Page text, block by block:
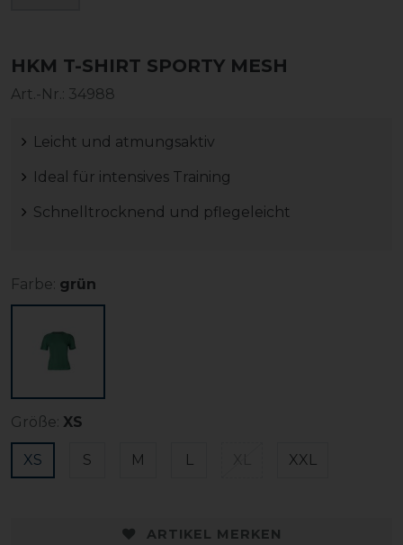
HKM T-SHIRT SPORTY MESH
Art.-Nr.: 34988
Leicht und atmungsaktiv
Ideal für intensives Training
Schnelltrocknend und pflegeleicht
Farbe: grün
Größe: XS
XS S M L XXL
ARTIKEL MERKEN